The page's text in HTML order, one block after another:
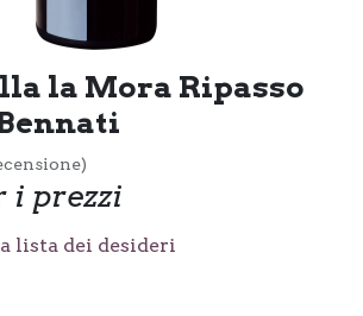
la Mora Ripasso
i prezzi
lista dei desideri